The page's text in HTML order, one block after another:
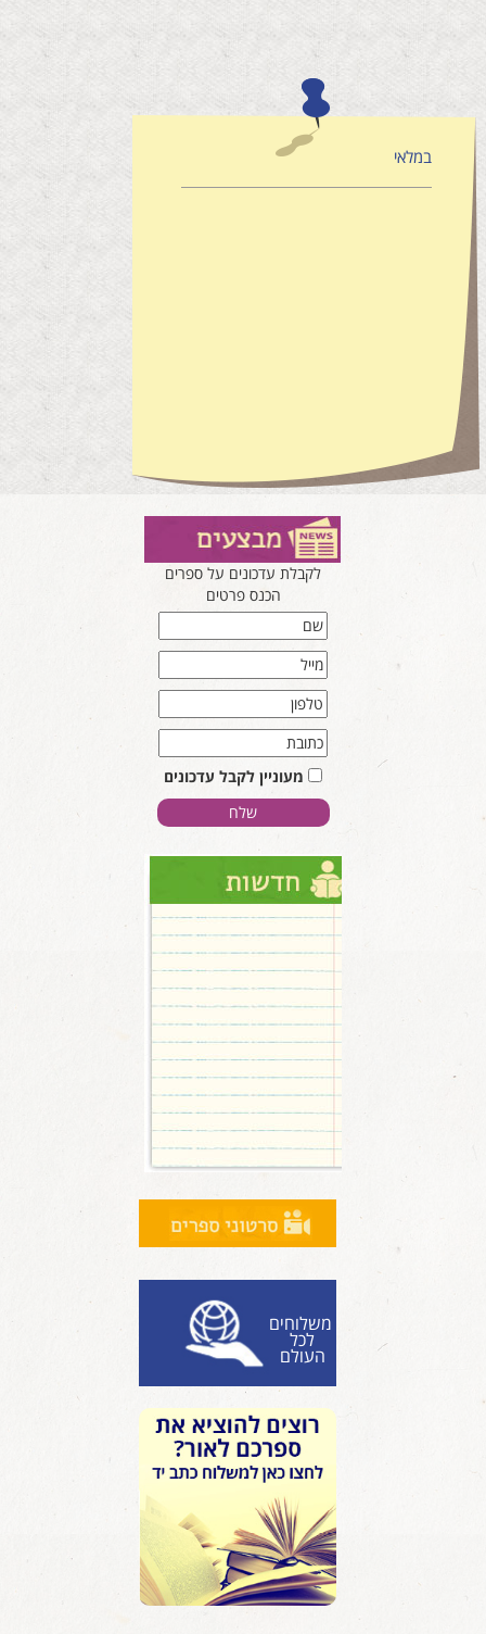
במלאי
לקבלת עדכונים על ספרים
הכנס פרטים
מעוניין לקבל עדכונים
משלוחים
לכל
העולם